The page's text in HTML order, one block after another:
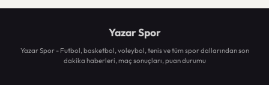
Yazar Spor
Yazar Spor - Futbol, basketbol, voleybol, tenis ve tüm spor dallarından son
dakika haberleri, maç sonuçları, puan durumu